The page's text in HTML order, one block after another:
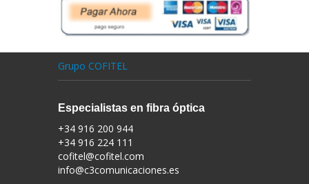
Grupo COFITEL
Especialistas en fibra óptica
+34 916 200 944
+34 916 224 111
cofitel@cofitel.com
info@c3comunicaciones.es